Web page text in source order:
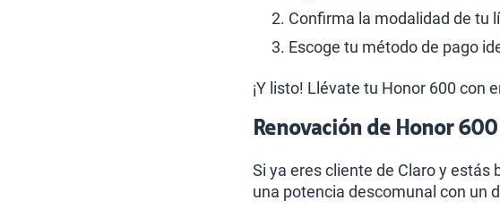
Confirma la modalidad de tu
Escoge tu método de pago
¡Y listo! Llévate tu Honor 600 con
Renovación de Honor
Si ya eres cliente de Claro y estás
una potencia descomunal con un